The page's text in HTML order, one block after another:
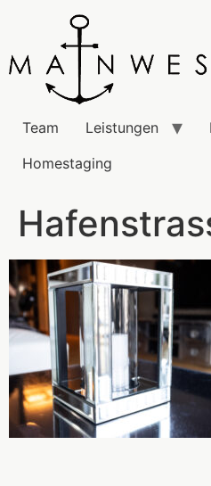
Team Leistungen
Homestaging